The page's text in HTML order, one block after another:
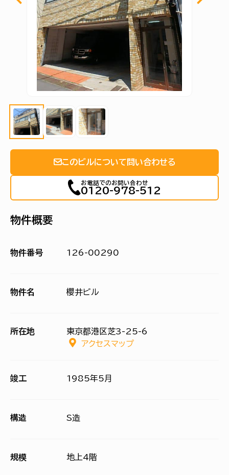
このビルについて問い合わせる
お電話でのお問い合わせ
0120-978-512
物件概要
物件番号 126-00290
物件名 櫻井ビル
所在地
東京都港区芝3-25-6
アクセスマップ
竣工 1985年5月
構造 S造
規模 地上4階